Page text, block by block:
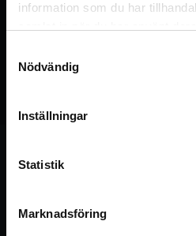
information som du har
Nödvändig
Inställningar
Statistik
Marknadsföring